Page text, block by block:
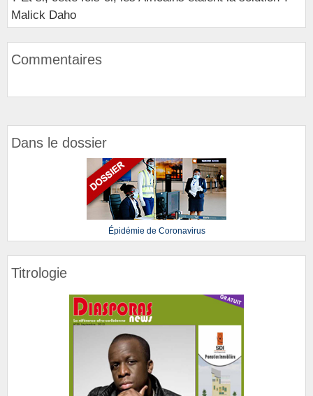
Malick Daho
Commentaires
Dans le dossier
Épidémie de Coronavirus
Titrologie